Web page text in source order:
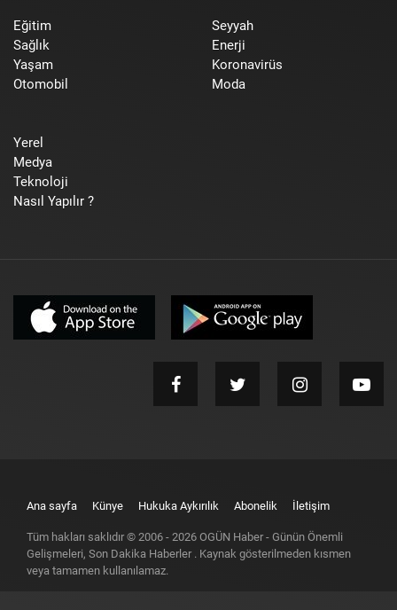
Eğitim
Sağlık
Yaşam
Otomobil
Seyyah
Enerji
Koronavirüs
Moda
Yerel
Medya
Teknoloji
Nasıl Yapılır ?
Ana sayfa Künye Hukuka Aykırılık Abonelik İletişim
Tüm hakları saklıdır © 2006 - 2026 OGÜN Haber - Günün Önemli
Gelişmeleri, Son Dakika Haberler . Kaynak gösterilmeden kısmen
veya tamamen kullanılamaz.